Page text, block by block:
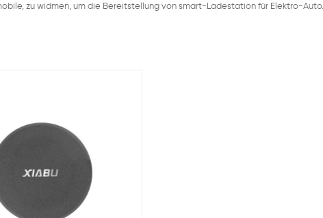
zu widmen, um die Bereitstellung von smart-Ladestation für Elektro-Auto.